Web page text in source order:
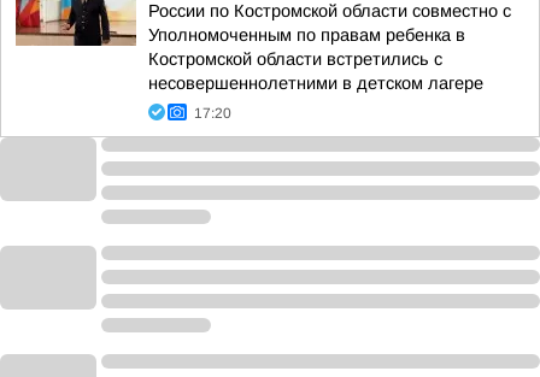
России по Костромской области совместно с
Уполномоченным по правам ребенка в
Костромской области встретились с
несовершеннолетними в детском лагере
17:20